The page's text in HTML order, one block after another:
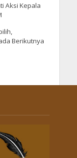
Aksi Kepala
Berikutnya